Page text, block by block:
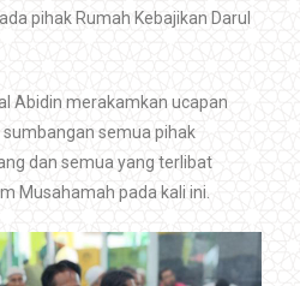
pihak Rumah Kebajikan Darul
Abidin merakamkan ucapan
semua pihak
dan semua yang terlibat
Musahamah pada kali ini.